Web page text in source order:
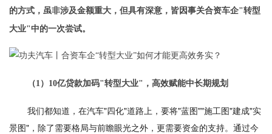
的方式，虽非涉及金额重大，但具有深意，皆因事关合资车企"转型
大业"中的一次尝试。
（1）10亿贷款加码"转型大业"，高效赋能中长期规划
我们都知道，在汽车"四化"道路上，要将"蓝图""施工图"建成"实
景图"，除了需要格局与前瞻眼光之外，更需要资金的支持。通过今